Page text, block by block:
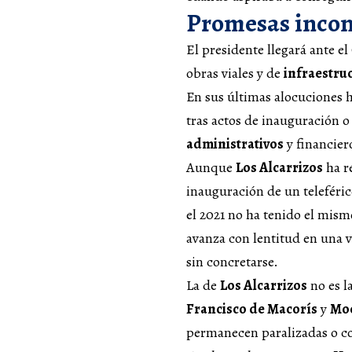
Promesas
El presidente llegará ante
obras viales y de
En sus últimas alocuciones
tras actos de inauguración
administrativosy
Aunque Los Alcarrizos ha
inauguración de un
el 2021 no ha tenido el
avanza con lentitud en una
sin concretarse.
La de Los Alcarrizos no es
Francisco de Macorísy
permanecen paralizadas o